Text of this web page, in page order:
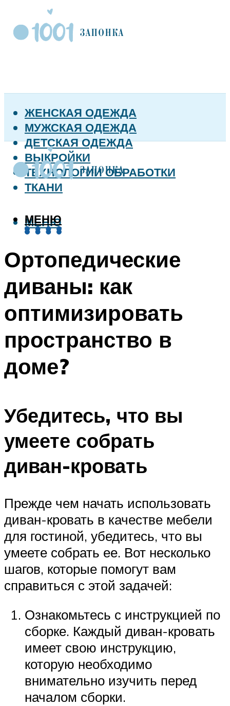
ЖЕНСКАЯ ОДЕЖДА
МУЖСКАЯ ОДЕЖДА
ДЕТСКАЯ ОДЕЖДА
ВЫКРОЙКИ
ТЕХНОЛОГИИ ОБРАБОТКИ
ТКАНИ
МЕНЮ
МЕНЮ
Ортопедические
диваны: как
оптимизировать
пространство в
доме?
Убедитесь, что вы
умеете собрать
диван-кровать
Прежде чем начать использовать
диван-кровать в качестве мебели
для гостиной, убедитесь, что вы
умеете собрать ее. Вот несколько
шагов, которые помогут вам
справиться с этой задачей:
Ознакомьтесь с инструкцией по
сборке. Каждый диван-кровать
имеет свою инструкцию,
которую необходимо
внимательно изучить перед
началом сборки.